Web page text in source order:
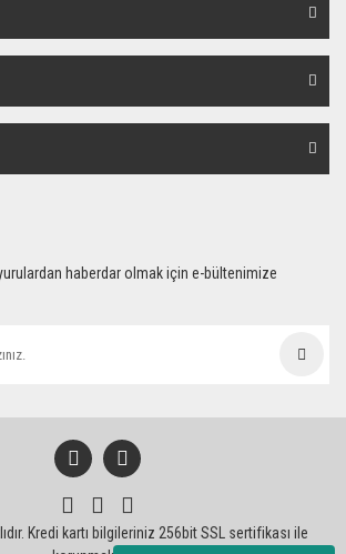
haberdar olmak için e-bültenimize
Kredi kartı bilgileriniz 256bit SSL sertifikası ile